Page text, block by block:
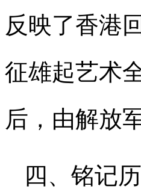
反映了香港
征雄起艺术
后，由解放
四、铭记